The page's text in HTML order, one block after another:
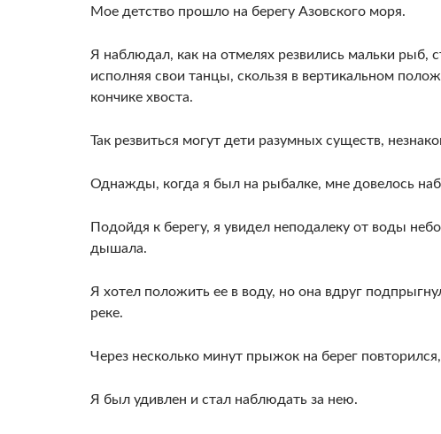
Мое детство прошло на берегу Азовского моря.
Я на­блюдал, как на отмелях резвились мальки рыб,
исполняя свои танцы, скользя в вертикальном
кончике хвоста.
Так резвиться могут дети разумных существ,
Однажды, когда я был на рыбалке, мне дове­лось
Подой­дя к берегу, я увидел неподалеку от воды
дышала.
Я хотел по­ложить ее в воду, но она вдруг
реке.
Через не­сколько минут прыжок на берег
Я был удивлен и стал наблюдать за нею.